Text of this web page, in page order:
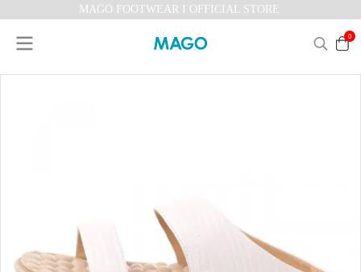
MAGO FOOTWEAR I OFFICIAL STORE
0